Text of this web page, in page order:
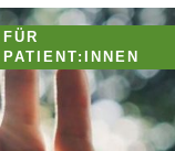
FÜR
PATIENT:INNEN